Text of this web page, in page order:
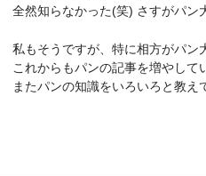
全然知らなかった(笑) さすがパン
私もそうですが、特に相方がパン
これからもパンの記事を増やして
またパンの知識をいろいろと教え